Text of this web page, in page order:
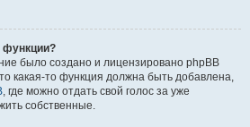
функции?
было создано и лицензировано phpBB
какая-то функция должна быть добавлена,
, где можно отдать свой голос за уже
собственные.